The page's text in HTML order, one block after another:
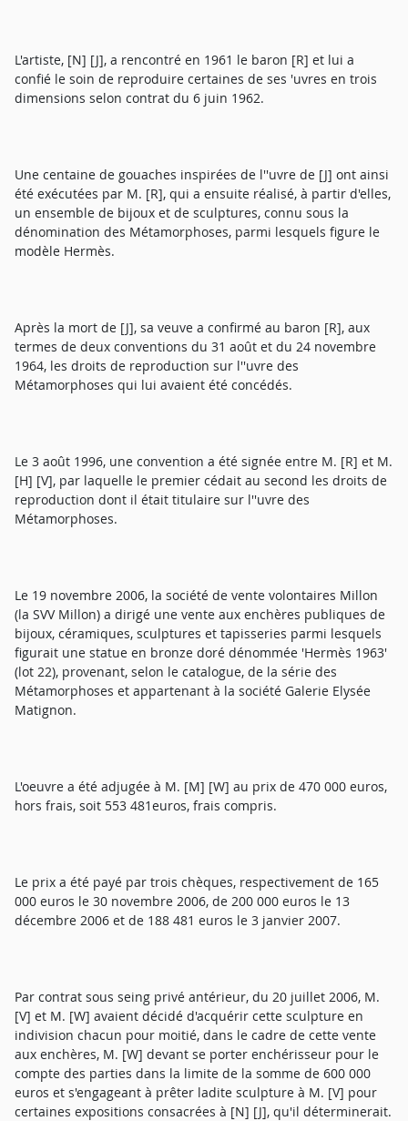
L'artiste, [N] [J], a rencontré en 1961 le baron [R] et lui a
confié le soin de reproduire certaines de ses 'uvres en trois
dimensions selon contrat du 6 juin 1962.
Une centaine de gouaches inspirées de l''uvre de [J] ont ainsi
été exécutées par M. [R], qui a ensuite réalisé, à partir d'elles,
un ensemble de bijoux et de sculptures, connu sous la
dénomination des Métamorphoses, parmi lesquels figure le
modèle Hermès.
Après la mort de [J], sa veuve a confirmé au baron [R], aux
termes de deux conventions du 31 août et du 24 novembre
1964, les droits de reproduction sur l''uvre des
Métamorphoses qui lui avaient été concédés.
Le 3 août 1996, une convention a été signée entre M. [R] et M.
[H] [V], par laquelle le premier cédait au second les droits de
reproduction dont il était titulaire sur l''uvre des
Métamorphoses.
Le 19 novembre 2006, la société de vente volontaires Millon
(la SVV Millon) a dirigé une vente aux enchères publiques de
bijoux, céramiques, sculptures et tapisseries parmi lesquels
figurait une statue en bronze doré dénommée 'Hermès 1963'
(lot 22), provenant, selon le catalogue, de la série des
Métamorphoses et appartenant à la société Galerie Elysée
Matignon.
L'oeuvre a été adjugée à M. [M] [W] au prix de 470 000 euros,
hors frais, soit 553 481euros, frais compris.
Le prix a été payé par trois chèques, respectivement de 165
000 euros le 30 novembre 2006, de 200 000 euros le 13
décembre 2006 et de 188 481 euros le 3 janvier 2007.
Par contrat sous seing privé antérieur, du 20 juillet 2006, M.
[V] et M. [W] avaient décidé d'acquérir cette sculpture en
indivision chacun pour moitié, dans le cadre de cette vente
aux enchères, M. [W] devant se porter enchérisseur pour le
compte des parties dans la limite de la somme de 600 000
euros et s'engageant à prêter ladite sculpture à M. [V] pour
certaines expositions consacrées à [N] [J], qu'il déterminerait.